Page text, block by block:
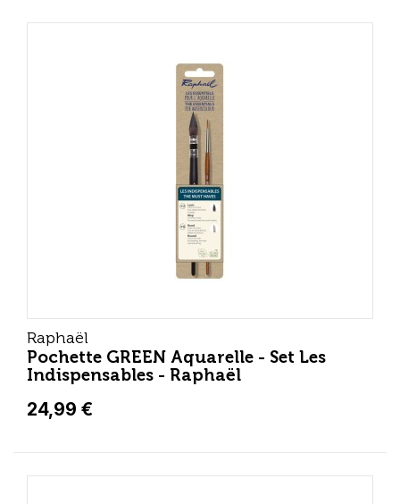
Raphaël
Pochette GREEN Aquarelle - Set Les
Indispensables - Raphaël
24,99 €